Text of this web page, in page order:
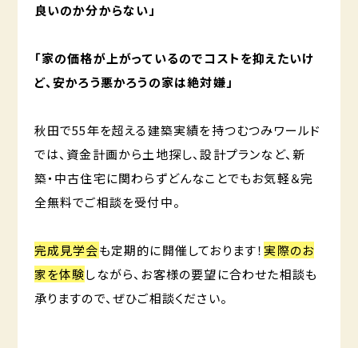
良いのか分からない」
「家の価格が上がっているのでコストを抑えたいけ
ど、安かろう悪かろうの家は絶対嫌」
秋田で55年を超える建築実績を持つむつみワールド
では、資金計画から土地探し、設計プランなど、新
築・中古住宅に関わらずどんなことでもお気軽＆完
全無料でご相談を受付中。
完成見学会も定期的に開催しております！ 実際のお
家を体験しながら、お客様の要望に合わせた相談も
承りますので、ぜひご相談ください。